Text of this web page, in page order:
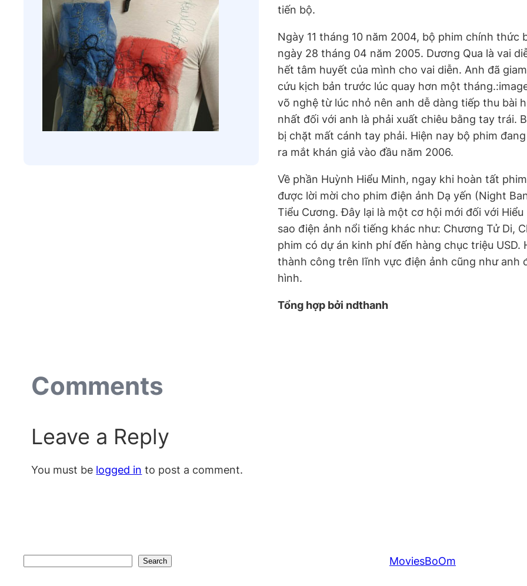
tiến bộ.
Ngày 11 tháng 10 năm 2004, bộ phim chính thức
ngày 28 tháng 04 năm 2005. Dương Qua là vai
hết tâm huyết của mình cho vai diễn. Anh đã
cứu kịch bản trước lúc quay hơn một
võ nghệ từ lúc nhỏ nên anh dễ dàng tiếp thu bài
nhất đối với anh là phải xuất chiêu bằng tay
bị chặt mất cánh tay phải. Hiện nay bộ phim
ra mắt khán giả vào đầu năm 2006.
Về phần Huỳnh Hiểu Minh, ngay khi hoàn tất phim
được lời mời cho phim điện ảnh Dạ yến (Night
Tiểu Cương. Đây lại là một cơ hội mới đối với
sao điện ảnh nổi tiếng khác như: Chương Tử Di,
phim có dự án kinh phí đến hàng chục triệu USD.
thành công trên lĩnh vực điện ảnh cũng như anh
hình.
Tổng hợp bởi ndthanh
Comments
Leave a Reply
You must be logged in to post a comment.
Search MoviesBoOm